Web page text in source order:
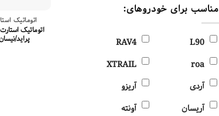
کابل 47
مناسب برای خودروهای:
L90
RAV4
roa
XTRAIL
آردی
آریزو
آریسان
آونته
اتوماتیک
اتوماتیک
پراید/